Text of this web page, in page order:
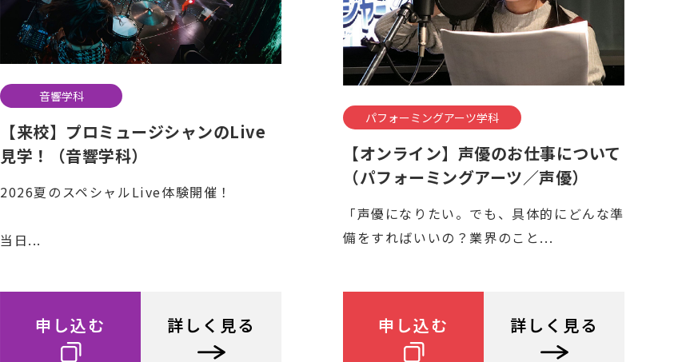
音響学科
【来校】プロミュージシャンのLive
見学！（音響学科）
2026夏のスペシャルLive体験開催！
当日...
申し込む 詳しく見る
パフォーミングアーツ学科
【オンライン】声優のお仕事について
（パフォーミングアーツ／声優）
「声優になりたい。でも、具体的にどんな準
備をすればいいの？業界のこと...
申し込む 詳しく見る